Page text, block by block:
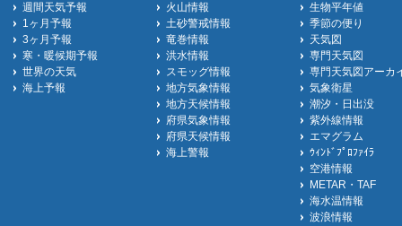
週間天気予報
1ヶ月予報
3ヶ月予報
寒・暖候期予報
世界の天気
海上予報
火山情報
土砂警戒情報
竜巻情報
洪水情報
スモッグ情報
地方気象情報
地方天候情報
府県気象情報
府県天候情報
海上警報
生物平年値
季節の便り
天気図
専門天気図
専門天気図アーカ
気象衛星
潮汐・日出没
紫外線情報
エマグラム
ｳｨﾝﾄﾞﾌﾟﾛﾌｧｲﾗ
空港情報
METAR・TAF
海水温情報
波浪情報